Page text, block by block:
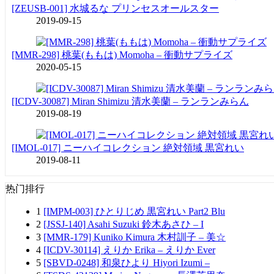
[ZEUSB-001] 水城るな プリンセスオールスター
2019-09-15
[MMR-298] 桃葉(ももは) Momoha – 衝動サプライズ
2020-05-15
[ICDV-30087] Miran Shimizu 清水美蘭 – ランランみらん
2019-08-19
[IMOL-017] ニーハイコレクション 絶対領域 黒宮れい
2019-08-11
热门排行
1 [IMPM-003] ひとりじめ 黒宮れい Part2 Blu
2 [JSSJ-140] Asahi Suzuki 鈴木あさひ – I
3 [MMR-179] Kuniko Kimura 木村訓子 – 美☆
4 [ICDV-30114] えりか Erika – えりか Ever
5 [SBVD-0248] 和泉ひより Hiyori Izumi –